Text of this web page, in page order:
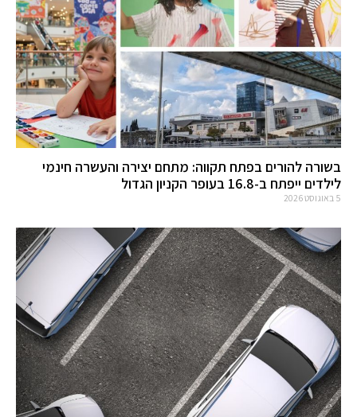
בשורה להורים בפתח תקווה: מתחם יצירה והעשרה חינמי
לילדים ייפתח ב-16.8 בעופר הקניון הגדול
5 באוגוסט 2026